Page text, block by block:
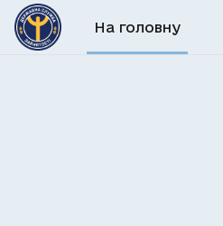
Перейти до головного вмісту
На головну